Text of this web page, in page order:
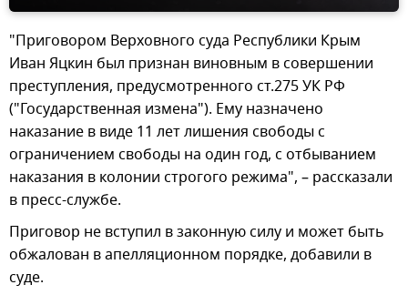
"Приговором Верховного суда Республики Крым
Иван Яцкин был признан виновным в совершении
преступления, предусмотренного ст.275 УК РФ
("Государственная измена"). Ему назначено
наказание в виде 11 лет лишения свободы с
ограничением свободы на один год, с отбыванием
наказания в колонии строгого режима", – рассказали
в пресс-службе.
Приговор не вступил в законную силу и может быть
обжалован в апелляционном порядке, добавили в
суде.